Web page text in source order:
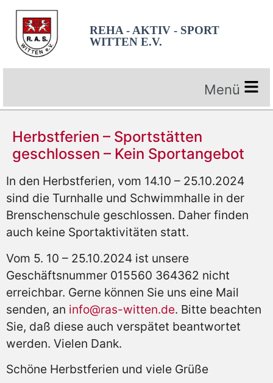
REHA - AKTIV - SPORT
WITTEN E.V.
Herbstferien – Sportstätten
geschlossen – Kein Sportangebot
In den Herbstferien, vom 14.10 – 25.10.2024
sind die Turnhalle und Schwimmhalle in der
Brenschenschule geschlossen. Daher finden
auch keine Sportaktivitäten statt.
Vom 5. 10 – 25.10.2024 ist unsere
Geschäftsnummer 015560 364362 nicht
erreichbar. Gerne können Sie uns eine Mail
senden, an info@ras-witten.de. Bitte beachten
Sie, daß diese auch verspätet beantwortet
werden. Vielen Dank.
Schöne Herbstferien und viele Grüße